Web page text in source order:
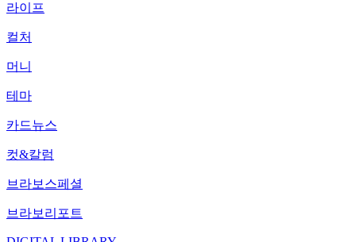
라이프
컬처
머니
테마
카드뉴스
컷&칼럼
브라보스페셜
브라보리포트